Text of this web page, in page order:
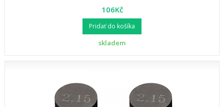
106Kč
Pridať do košíka
skladem